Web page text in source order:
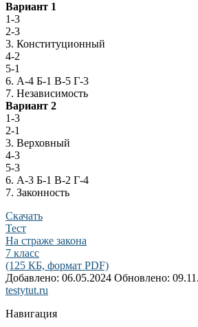
Вариант 1
1-3
2-3
3. Конституционный
4-2
5-1
6. А-4 Б-1 В-5 Г-3
7. Независимость
Вариант 2
1-3
2-1
3. Верховный
4-3
5-3
6. А-3 Б-1 В-2 Г-4
7. Законность
Скачать
Тест
На страже закона
7 класс
(125 КБ, формат PDF)
Добавлено: 06.05.2024 Обновлено:
testytut.ru
Навигация